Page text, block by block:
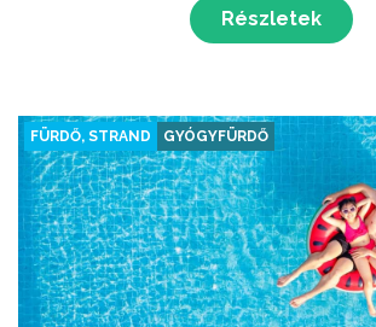
Részletek
FÜRDŐ, STRAND GYÓGYFÜRDŐ